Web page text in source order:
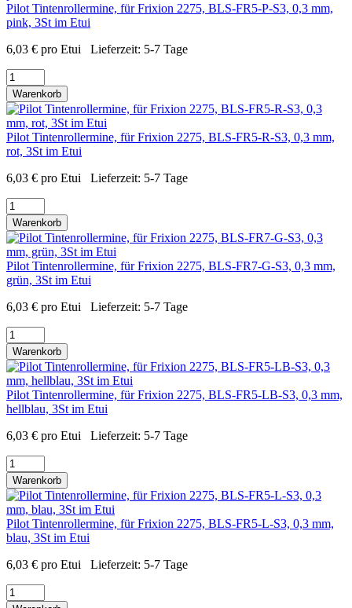
Pilot Tintenrollermine, für Frixion 2275, BLS-FR5-P-S3, 0,3 mm,
pink, 3St im Etui
6,03 € pro Etui Lieferzeit: 5-7 Tage
Warenkorb
Pilot Tintenrollermine, für Frixion 2275, BLS-FR5-R-S3, 0,3 mm,
rot, 3St im Etui
6,03 € pro Etui Lieferzeit: 5-7 Tage
Warenkorb
Pilot Tintenrollermine, für Frixion 2275, BLS-FR7-G-S3, 0,3 mm,
grün, 3St im Etui
6,03 € pro Etui Lieferzeit: 5-7 Tage
Warenkorb
Pilot Tintenrollermine, für Frixion 2275, BLS-FR5-LB-S3, 0,3 mm,
hellblau, 3St im Etui
6,03 € pro Etui Lieferzeit: 5-7 Tage
Warenkorb
Pilot Tintenrollermine, für Frixion 2275, BLS-FR5-L-S3, 0,3 mm,
blau, 3St im Etui
6,03 € pro Etui Lieferzeit: 5-7 Tage